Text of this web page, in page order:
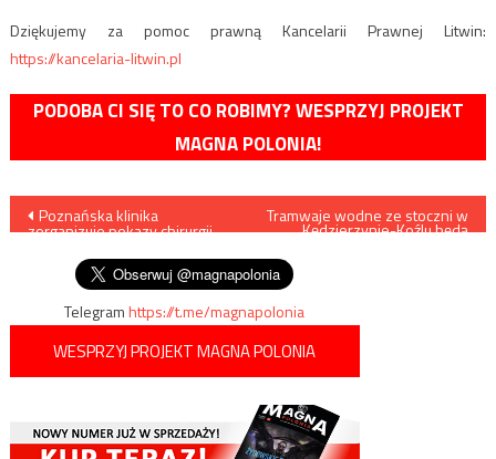
Dziękujemy za pomoc prawną Kancelarii Prawnej Litwin:
https://kancelaria-litwin.pl
PODOBA CI SIĘ TO CO ROBIMY? WESPRZYJ PROJEKT
MAGNA POLONIA!
Nawigacja
wpisu
Poznańska klinika
zorganizuje pokazy chirurgii
Tramwaje wodne ze stoczni w
Kędzierzynie-Koźlu będą
Telegramhttps://t.me/magnapolonia
WESPRZYJ PROJEKT MAGNA POLONIA